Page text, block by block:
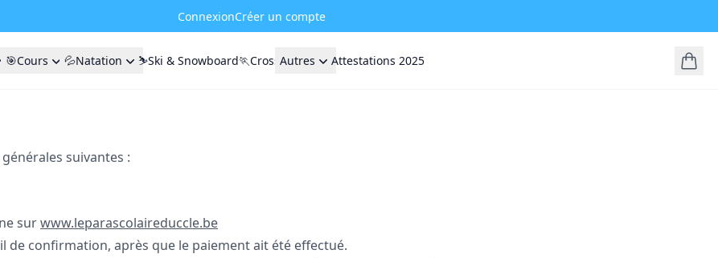
ConnexionCréer un compte
🎯Cours 💦Natation ⛷️Ski & Snowboard🏃Cross Autres Attestations 2025
suivantes :
surwww.leparascolaireduccle.be
de confirmation, après que le paiement ait été effectué.